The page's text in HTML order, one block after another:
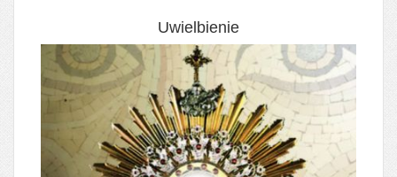
Uwielbienie